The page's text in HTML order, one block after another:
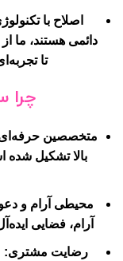
اصلاح با
دائمی هستند، ما
تا
چرا
متخصصین
بالا تشکیل
محیطی آرام و
آرام، فضایی
رضایت مشتری: